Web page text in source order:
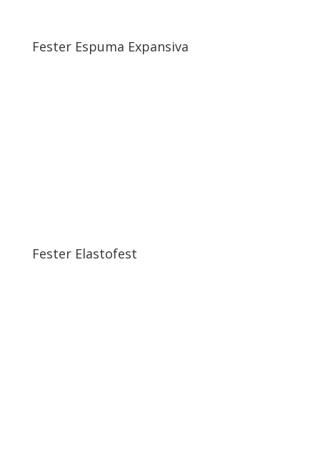
Fester Espuma Expansiva
Fester Elastofest